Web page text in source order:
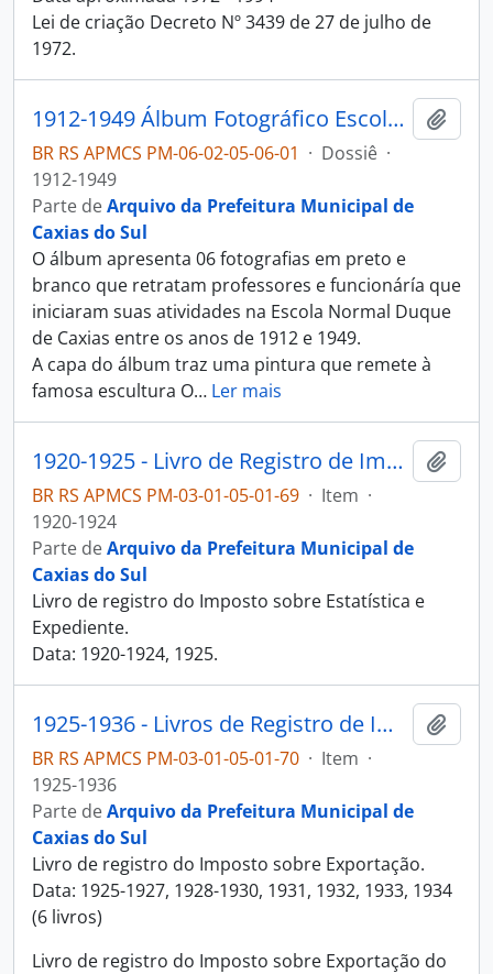
Lei de criação Decreto Nº 3439 de 27 de julho de
1972.
1912-1949 Álbum Fotográfico Escola Normal Duque de Caxias
BR RS APMCS PM-06-02-05-06-01 · Dossiê ·
1912-1949
Parte deArquivo da Prefeitura Municipal de
Caxias do Sul
O álbum apresenta 06 fotografias em preto e
branco que retratam professores e funcionáría que
iniciaram suas atividades na Escola Normal Duque
de Caxias entre os anos de 1912 e 1949.
A capa do álbum traz uma pintura que remete à
famosa escultura O… Ler mais
1920-1925 - Livro de Registro de Imposto sobre Estatística e Expediente
BR RS APMCS PM-03-01-05-01-69 · Item ·
1920-1924
Parte deArquivo da Prefeitura Municipal de
Caxias do Sul
Livro de registro do Imposto sobre Estatística e
Expediente.
Data: 1920-1924, 1925.
1925-1936 - Livros de Registro de Imposto sobre Exportação
BR RS APMCS PM-03-01-05-01-70 · Item ·
1925-1936
Parte deArquivo da Prefeitura Municipal de
Caxias do Sul
Livro de registro do Imposto sobre Exportação.
Data: 1925-1927, 1928-1930, 1931, 1932, 1933, 1934
(6 livros)
Livro de registro do Imposto sobre Exportação do